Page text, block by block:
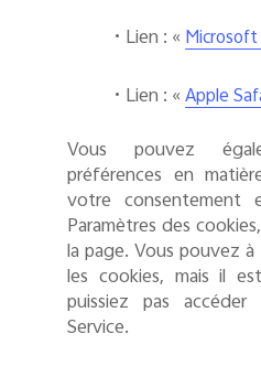
• Lien : «
• Lien : «Apple
Vous pouvez
préférences en
votre consentement
Paramètres des
la page. Vous pouvez
les cookies, mais il
puissiez pas
Service.